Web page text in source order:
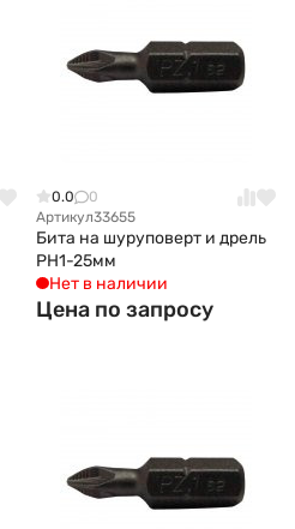
0.0
0
Артикул33655
Бита на шуруповерт и дрель
РH1-25мм
Нет в наличии
Цена по запросу